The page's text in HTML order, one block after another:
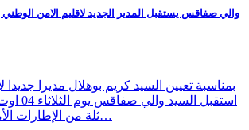
والي صفاقس يستقبل المدير الجديد لاقليم الامن الوطني
بمناسبة تعيين السيد كريم بوهلال مديرا جديدا
ثلة من الإطارات الأمنية العليا.وقد رحّب…